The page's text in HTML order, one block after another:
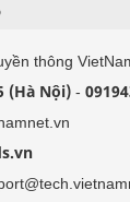
thông
(Hà Nội) -